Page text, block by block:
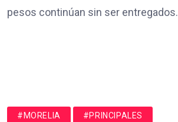
pesos continúan sin ser entregados.
#MORELIA #PRINCIPALES